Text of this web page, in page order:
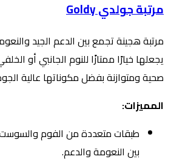
مرتبة جولدي Goldy
مرتبة هجينة تجمع بين الدعم الجيد
يجعلها خيارًا ممتازًا للنوم الجانبي أو
صحية ومتوازنة بفضل مكوناتها عالية
المميزات:
طبقات متعددة من الفوم والسوست
بين النعومة والدعم.